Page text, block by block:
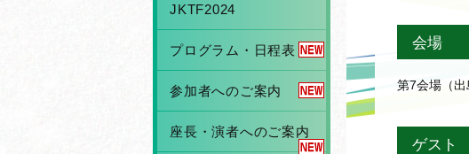
JKTF2024
プログラム・日程表
参加者へのご案内
座長・演者へのご案内
会場
第7会場（
ゲスト